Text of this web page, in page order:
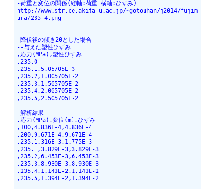
-荷重と変位の関係(縦軸:荷重 横軸:ひずみ)
http://www.str.ce.akita-u.ac.jp/~gotouhan/j2014/fujim
ura/235-4.png
-降伏後の傾き20とした場合
--与えた塑性ひずみ
,応力(MPa),塑性ひずみ
,235,0
,235.1,5.05705E-3
,235.2,1.005705E-2
,235.3,1.505705E-2
,235.4,2.005705E-2
,235.5,2.505705E-2
-解析結果
,応力(MPa),変位(m),ひずみ
,100,4.836E-4,4.836E-4
,200,9.671E-4,9.671E-4
,235,1.316E-3,1.775E-3
,235.1,3.829E-3,3.829E-3
,235.2,6.453E-3,6.453E-3
,235.3,8.930E-3,8.930E-3
,235.4,1.143E-2,1.143E-2
,235.5,1.394E-2,1.394E-2